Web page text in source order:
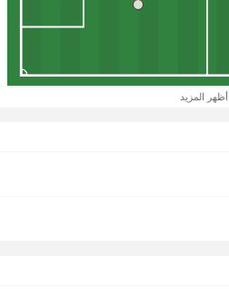
أظهر المزيد